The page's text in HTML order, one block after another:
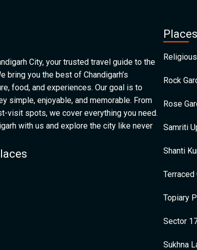
City, your trusted travel guide to the
bring you the best of Chandigarh’s
food, and experiences. Our goal is to
simple, enjoyable, and memorable. From
visit spots, we cover everything you need.
with us and explore the city like never
Rock
Rose
Samriti
Shanti
Terraced
Topiary
Sector
Sukhna